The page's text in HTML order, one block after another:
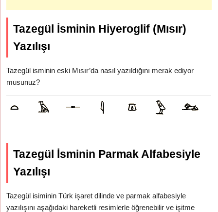
Tazegül İsminin Hiyeroglif (Mısır)
Yazılışı
Tazegül isminin eski Mısır’da nasıl yazıldığını merak ediyor
musunuz?
Tazegül İsminin Parmak Alfabesiyle
Yazılışı
Tazegül isiminin Türk işaret dilinde ve parmak alfabesiyle
yazılışını aşağıdaki hareketli resimlerle öğrenebilir ve işitme